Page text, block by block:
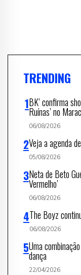
TRENDING
BK’ confirma
Ruínas’ no
06/08/2026
Veja a agenda
05/08/2026
Neta de Beto
Vermelho’
06/08/2026
The Boyz
06/08/2026
Uma
dança
22/04/2026